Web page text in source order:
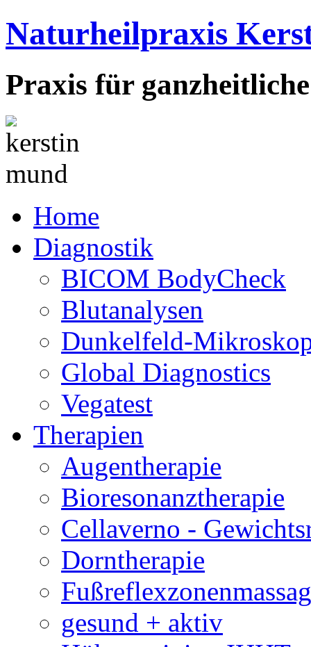
Naturheilpraxis
Praxis für
Home
Diagnostik
BICOM BodyCheck
Blutanalysen
Dunkelfeld-
Global Diagnostics
Vegatest
Therapien
Augentherapie
Bioresonanztherapie
Cellaverno -
Dorntherapie
gesund + aktiv